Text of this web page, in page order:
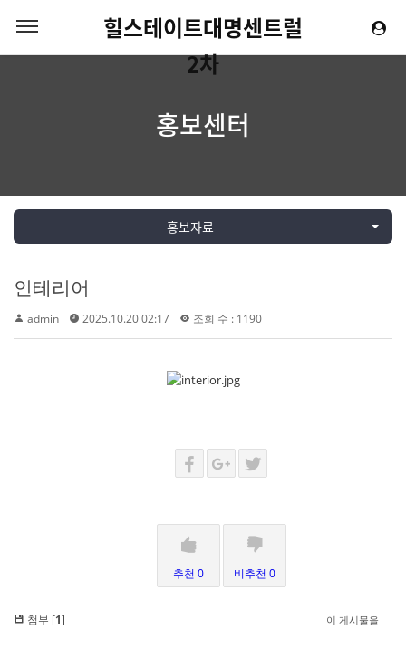
힐스테이트대명센트럴
2차
홍보센터
홍보자료
인테리어
admin 2025.10.20 02:17 조회 수 : 1190
추천 0 비추천 0
첨부 [1] 이 게시물을